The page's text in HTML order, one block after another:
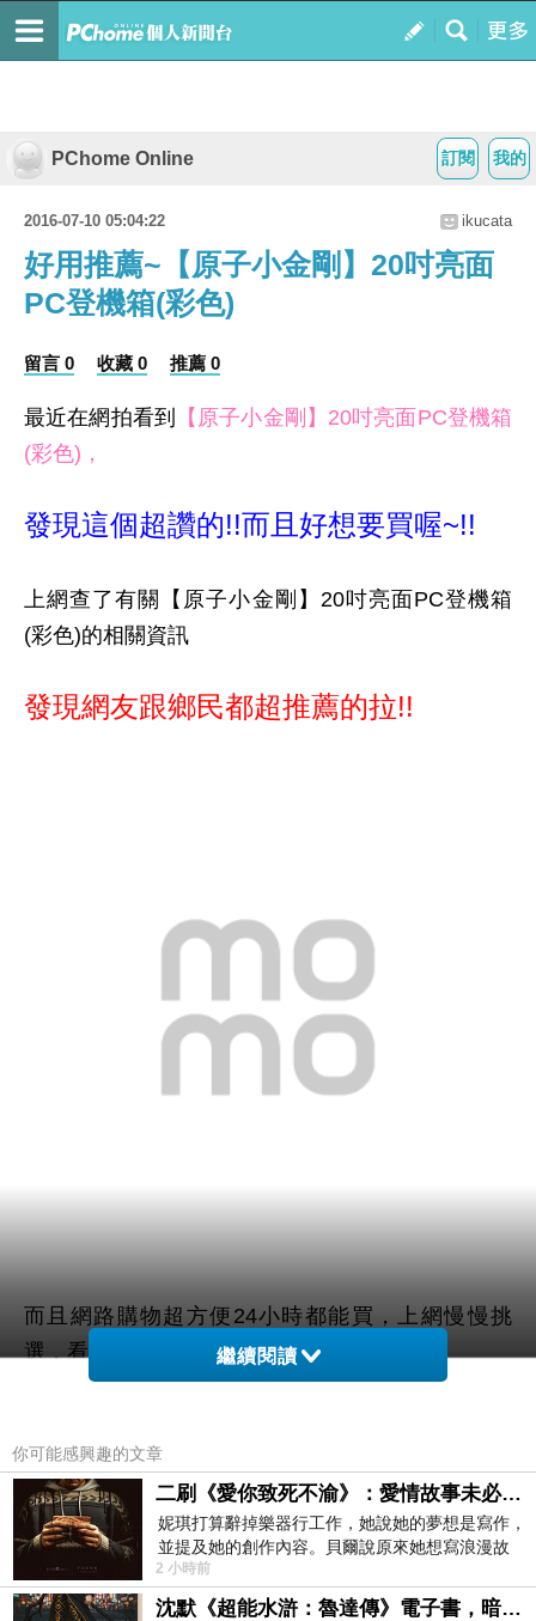
我的
訂閱
PChome Online
2016-07-10 05:04:22 ikucata
好用推薦~【原子小金剛】20吋亮面
PC登機箱(彩色)
留言 0 收藏 0 推薦 0
最近在網拍看到
【原子小金剛】20吋亮面PC登機箱
(彩色)，
發現這個超讚的!!而且好想要買喔~!!
上網查了有關【原子小金剛】20吋亮面PC登機箱
(彩色)的相關資訊
發現網友跟鄉民都超推薦的拉!!
而且網路購物超方便24小時都能買，上網慢慢挑
選，看看網友鄉民心得文，
哪裡買最便宜.最划算!
查了很多【原子小金剛】20吋亮面PC登機箱(彩色)
的開箱.分享.評論跟比價的結果，發現它真的很棒!!!
繼續閱讀
你可能感興趣的文章
二刷《愛你致死不渝》：愛情故事未必是浪漫故事
妮琪打算辭掉樂器行工作，她說她的夢想是寫作，
並提及她的創作內容。貝爾說原來她想寫浪漫故
事，妮琪回應：「不是浪漫故事，是愛情
2 小時前
沈默《超能水滸：魯達傳》電子書，暗黑宇宙新章，一一五年八月璀璨上架！